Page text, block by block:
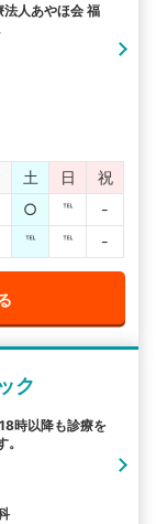
人あやほ会 福
土 日
祝
○ ℡
-
℡ ℡ -
ク
時以降も診療を